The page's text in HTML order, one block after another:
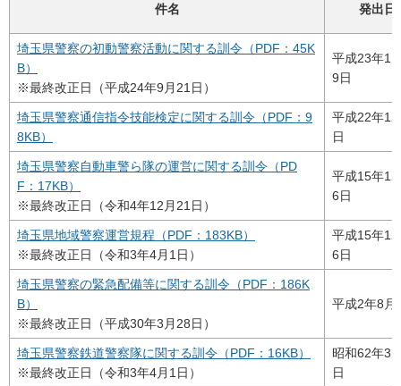
件名 発出日
埼玉県警察の初動警察活動に関する訓令（PDF：45K
B）
※最終改正日（平成24年9月21日）
平成23年11
9日
埼玉県警察通信指令技能検定に関する訓令（PDF：9
8KB）
平成22年12
日
埼玉県警察自動車警ら隊の運営に関する訓令（PD
F：17KB）
※最終改正日（令和4年12月21日）
平成15年12
6日
埼玉県地域警察運営規程（PDF：183KB）
※最終改正日（令和3年4月1日）
平成15年12
6日
埼玉県警察の緊急配備等に関する訓令（PDF：186K
B）
※最終改正日（平成30年3月28日）
平成2年8月
埼玉県警察鉄道警察隊に関する訓令（PDF：16KB）
※最終改正日（令和3年4月1日）
昭和62年3
日